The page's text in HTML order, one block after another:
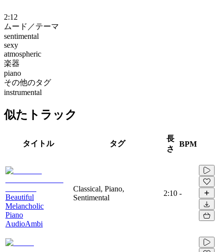
2:12
ムード／テーマ
sentimental
sexy
atmospheric
楽器
piano
その他のタグ
instrumental
似たトラック
タイトル タグ
長
さ
BPM
Beautiful
Melancholic
Piano
AudioAmbi
Classical, Piano,
Sentimental
2:10 -